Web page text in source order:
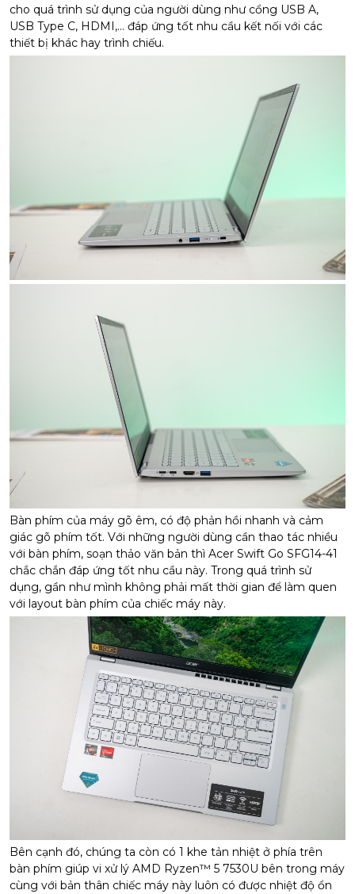
cho quá trình sử dụng của người dùng như cổng USB A,
USB Type C, HDMI,... đáp ứng tốt nhu cầu kết nối với các
thiết bị khác hay trình chiếu.
Bàn phím của máy gõ êm, có độ phản hồi nhanh và cảm
giác gõ phím tốt. Với những người dùng cần thao tác nhiều
với bàn phím, soạn thảo văn bản thì Acer Swift Go SFG14-41
chắc chắn đáp ứng tốt nhu cầu này. Trong quá trình sử
dụng, gần như mình không phải mất thời gian để làm quen
với layout bàn phím của chiếc máy này.
Bên cạnh đó, chúng ta còn có 1 khe tản nhiệt ở phía trên
bàn phím giúp vi xử lý AMD Ryzen™ 5 7530U bên trong máy
cùng với bản thân chiếc máy này luôn có được nhiệt độ ổn